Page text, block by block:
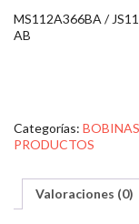
MS112A366BA /
AB
Categorías:
PRODUCTOS
Valoraciones (0)